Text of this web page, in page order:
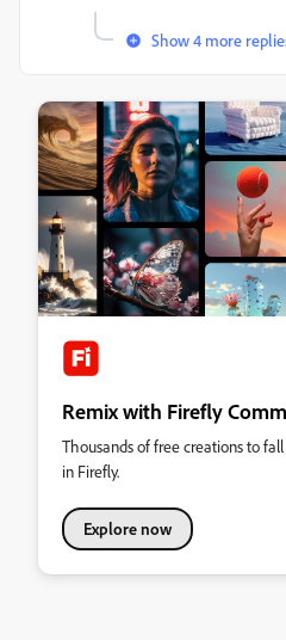
Show 4 more
Remix with Firefly
Thousands of free creations to
in Firefly.
Explore now